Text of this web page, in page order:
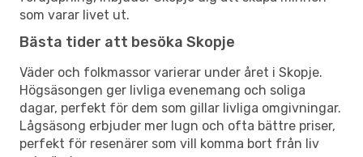
som varar livet ut.
Bästa tider att besöka Skopje
Väder och folkmassor varierar under året i Skopje.
Högsäsongen ger livliga evenemang och soliga
dagar, perfekt för dem som gillar livliga omgivningar.
Lågsäsong erbjuder mer lugn och ofta bättre priser,
perfekt för resenärer som vill komma bort från liv